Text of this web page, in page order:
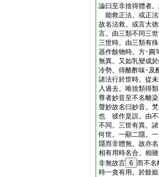
論曰至非捨得體者
能救正法。或正
故名法救。或言大
言。由三類不同三
三世時。由三類有
器作餘物時。方･圓
無異。又如乳變成
冷勢。得酪酢味･及
諸法行於世時。從
入過去。唯捨類得
尊者妙音至不名離
聲妙故名曰妙音。
也 彼作是説。由不
不同。三世有異。
何世。一顯二隱。
隱而非體無。故亦
相有用時名合。相
非無故言 6 而不名
時一貪有用。於餘